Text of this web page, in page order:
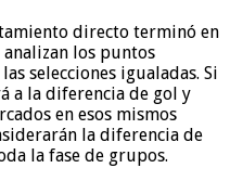
directo terminó en
analizan los puntos
selecciones igualadas. Si
a la diferencia de gol y
en esos mismos
la diferencia de
la fase de grupos.